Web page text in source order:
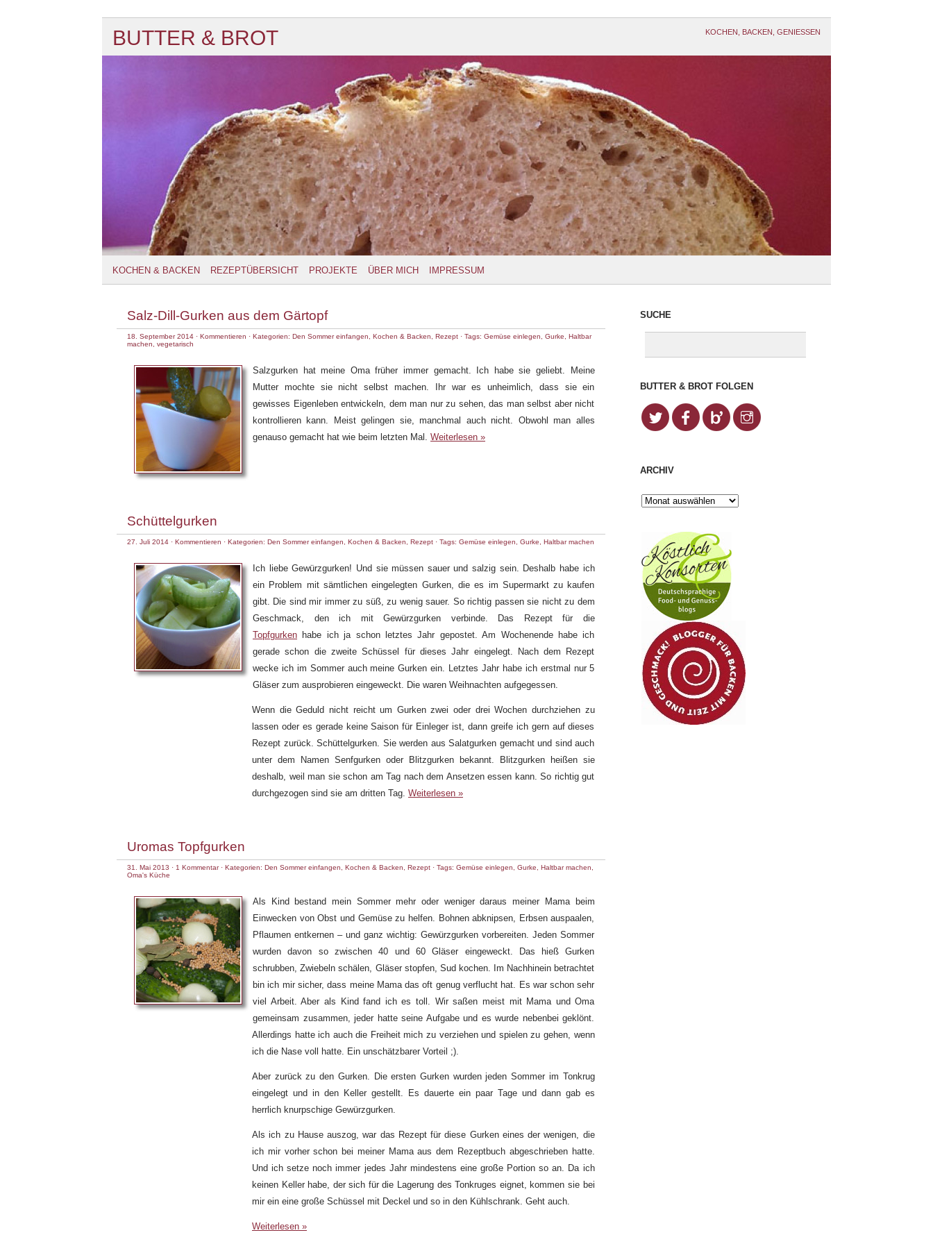
BUTTER & BROT KOCHEN, BACKEN, GENIESSEN
KOCHEN & BACKEN REZEPTÜBERSICHT PROJEKTE ÜBER MICH IMPRESSUM
Salz-Dill-Gurken aus dem Gärtopf
18. September 2014 · Kommentieren · Kategorien: Den Sommer einfangen Kochen & Backen Rezept · Tags: Gemüse einlegen Gurke
Haltbar
machen
vegetarisch
Salzgurken hat meine Oma früher immer gemacht. Ich habe sie geliebt. Meine
Mutter mochte sie nicht selbst machen. Ihr war es unheimlich, dass sie ein
gewisses Eigenleben entwickeln, dem man nur zu sehen, das man selbst aber nicht
kontrollieren kann. Meist gelingen sie, manchmal auch nicht. Obwohl man alles
genauso gemacht hat wie beim letzten Mal. Weiterlesen »
Schüttelgurken
27. Juli 2014 · Kommentieren · Kategorien: Den Sommer einfangen Kochen & Backen Rezept · Tags: Gemüse einlegen Gurke Haltbar machen
Ich liebe Gewürzgurken! Und sie müssen sauer und salzig sein. Deshalb habe ich
ein Problem mit sämtlichen eingelegten Gurken, die es im Supermarkt zu kaufen
gibt. Die sind mir immer zu süß, zu wenig sauer. So richtig passen sie nicht zu dem
Geschmack, den ich mit Gewürzgurken verbinde. Das Rezept für die
Topfgurken habe ich ja schon letztes Jahr gepostet. Am Wochenende habe ich
gerade schon die zweite Schüssel für dieses Jahr eingelegt. Nach dem Rezept
wecke ich im Sommer auch meine Gurken ein. Letztes Jahr habe ich erstmal nur 5
Gläser zum ausprobieren eingeweckt. Die waren Weihnachten aufgegessen.
Wenn die Geduld nicht reicht um Gurken zwei oder drei Wochen durchziehen zu
lassen oder es gerade keine Saison für Einleger ist, dann greife ich gern auf dieses
Rezept zurück. Schüttelgurken. Sie werden aus Salatgurken gemacht und sind auch
unter dem Namen Senfgurken oder Blitzgurken bekannt. Blitzgurken heißen sie
deshalb, weil man sie schon am Tag nach dem Ansetzen essen kann. So richtig gut
durchgezogen sind sie am dritten Tag. Weiterlesen »
Uromas Topfgurken
31. Mai 2013 · 1 Kommentar· Kategorien: Den Sommer einfangen Kochen & Backen Rezept · Tags: Gemüse einlegen Gurke Haltbar machen
Oma's Küche
Als Kind bestand mein Sommer mehr oder weniger daraus meiner Mama beim
Einwecken von Obst und Gemüse zu helfen. Bohnen abknipsen, Erbsen auspaalen,
Pflaumen entkernen – und ganz wichtig: Gewürzgurken vorbereiten. Jeden Sommer
wurden davon so zwischen 40 und 60 Gläser eingeweckt. Das hieß Gurken
schrubben, Zwiebeln schälen, Gläser stopfen, Sud kochen. Im Nachhinein betrachtet
bin ich mir sicher, dass meine Mama das oft genug verflucht hat. Es war schon sehr
viel Arbeit. Aber als Kind fand ich es toll. Wir saßen meist mit Mama und Oma
gemeinsam zusammen, jeder hatte seine Aufgabe und es wurde nebenbei geklönt.
Allerdings hatte ich auch die Freiheit mich zu verziehen und spielen zu gehen, wenn
ich die Nase voll hatte. Ein unschätzbarer Vorteil ;).
Aber zurück zu den Gurken. Die ersten Gurken wurden jeden Sommer im Tonkrug
eingelegt und in den Keller gestellt. Es dauerte ein paar Tage und dann gab es
herrlich knurpschige Gewürzgurken.
Als ich zu Hause auszog, war das Rezept für diese Gurken eines der wenigen, die
ich mir vorher schon bei meiner Mama aus dem Rezeptbuch abgeschrieben hatte.
Und ich setze noch immer jedes Jahr mindestens eine große Portion so an. Da ich
keinen Keller habe, der sich für die Lagerung des Tonkruges eignet, kommen sie bei
mir ein eine große Schüssel mit Deckel und so in den Kühlschrank. Geht auch.
Weiterlesen »
SUCHE
BUTTER & BROT FOLGEN
ARCHIV
Archiv